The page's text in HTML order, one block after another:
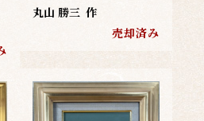
丸山 勝三 作
売却済み